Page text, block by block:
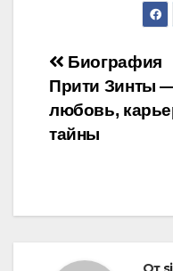
по
записям
Биография
Прити Зинты
любовь,
тайны